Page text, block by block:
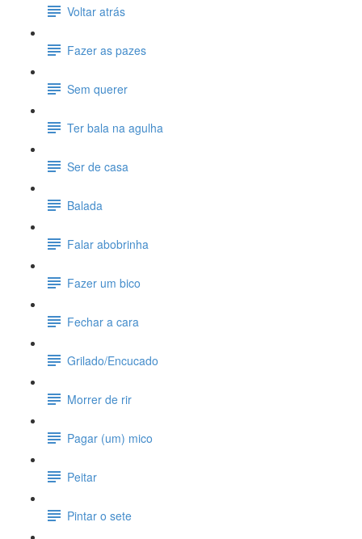
Voltar atrás
Fazer as pazes
Sem querer
Ter bala na agulha
Ser de casa
Balada
Falar abobrinha
Fazer um bico
Fechar a cara
Grilado/Encucado
Morrer de rir
Pagar (um) mico
Peitar
Pintar o sete